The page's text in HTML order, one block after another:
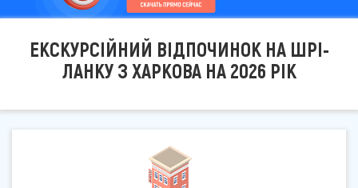
ЕКСКУРСІЙНИЙ ВІДПОЧИНОК НА ШРІ-
ЛАНКУ З ХАРКОВА НА 2026 РІК